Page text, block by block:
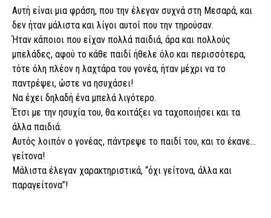
Αυτή είναι μια φράση, που την έλεγαν συχνά στη Μεσαρά, και
δεν ήταν μάλιστα και λίγοι αυτοί που την τηρούσαν.
Ήταν κάποιοι που είχαν πολλά παιδιά, άρα και πολλούς
μπελάδες, αφού το κάθε παιδί ήθελε όλο και περισσότερα,
τότε όλη πλέον η λαχτάρα του γονέα, ήταν μέχρι να το
παντρέψει, ώστε να ησυχάσει!
Να έχει δηλαδή ένα μπελά λιγότερο.
Έτσι με την ησυχία του, θα κοιτάξει να ταχοποιήσει και τα
άλλα παιδιά.
Αυτός λοιπόν ο γονέας, πάντρεψε το παιδί του, και το έκανε…
γείτονα!
Μάλιστα έλεγαν χαρακτηριστικά, “όχι γείτονα, άλλα και
παραγείτονα”!